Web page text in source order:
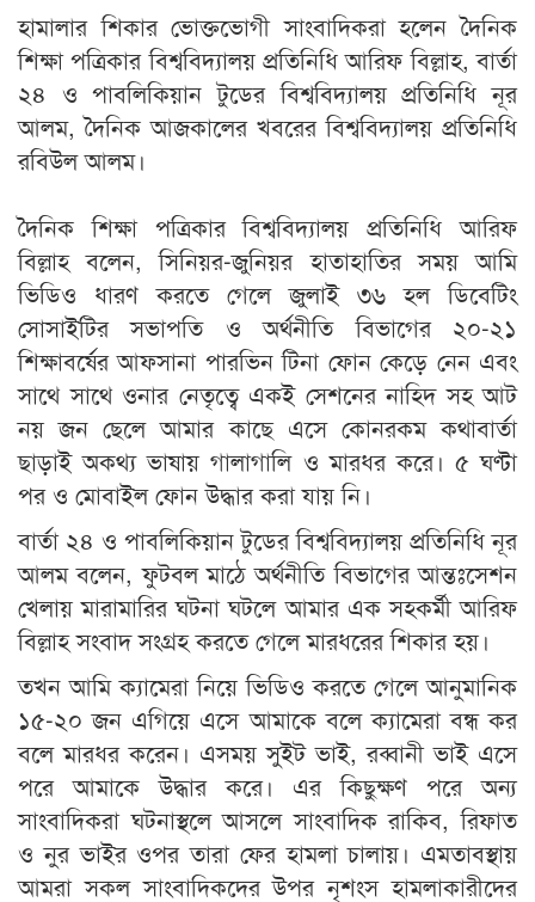
হামালার শিকার ভোক্তভোগী সাংবাদিকরা হলেন দৈনিক
শিক্ষা পত্রিকার বিশ্ববিদ্যালয় প্রতিনিধি আরিফ বিল্লাহ, বার্তা
২৪ ও পাবলিকিয়ান টুডের বিশ্ববিদ্যালয় প্রতিনিধি নূর
আলম, দৈনিক আজকালের খবরের বিশ্ববিদ্যালয় প্রতিনিধি
রবিউল আলম।
দৈনিক শিক্ষা পত্রিকার বিশ্ববিদ্যালয় প্রতিনিধি আরিফ
বিল্লাহ বলেন, সিনিয়র-জুনিয়র হাতাহাতির সময় আমি
ভিডিও ধারণ করতে গেলে জুলাই ৩৬ হল ডিবেটিং
সোসাইটির সভাপতি ও অর্থনীতি বিভাগের ২০-২১
শিক্ষাবর্ষের আফসানা পারভিন টিনা ফোন কেড়ে নেন এবং
সাথে সাথে ওনার নেতৃত্বে একই সেশনের নাহিদ সহ আট
নয় জন ছেলে আমার কাছে এসে কোনরকম কথাবার্তা
ছাড়াই অকথ্য ভাষায় গালাগালি ও মারধর করে। ৫ ঘণ্টা
পর ও মোবাইল ফোন উদ্ধার করা যায় নি।
বার্তা ২৪ ও পাবলিকিয়ান টুডের বিশ্ববিদ্যালয় প্রতিনিধি নূর
আলম বলেন, ফুটবল মাঠে অর্থনীতি বিভাগের আন্তঃসেশন
খেলায় মারামারির ঘটনা ঘটলে আমার এক সহকর্মী আরিফ
বিল্লাহ সংবাদ সংগ্রহ করতে গেলে মারধরের শিকার হয়।
তখন আমি ক্যামেরা নিয়ে ভিডিও করতে গেলে আনুমানিক
১৫-২০ জন এগিয়ে এসে আমাকে বলে ক্যামেরা বন্ধ কর
বলে মারধর করেন। এসময় সুইট ভাই, রব্বানী ভাই এসে
পরে আমাকে উদ্ধার করে। এর কিছুক্ষণ পরে অন্য
সাংবাদিকরা ঘটনাস্থলে আসলে সাংবাদিক রাকিব, রিফাত
ও নুর ভাইর ওপর তারা ফের হামলা চালায়। এমতাবস্থায়
আমরা সকল সাংবাদিকদের উপর নৃশংস হামলাকারীদের